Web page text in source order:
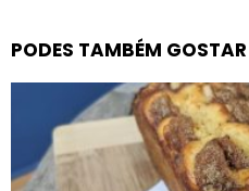
PODES TAMBÉM GOSTAR